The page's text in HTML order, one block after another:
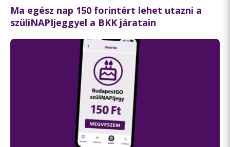
Ma egész nap 150 forintért lehet utazni a
szüliNAPIjeggyel a BKK járatain